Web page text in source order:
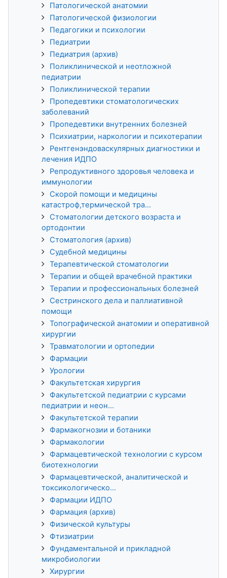
Патологической анатомии
Патологической физиологии
Педагогики и психологии
Педиатрии
Педиатрия (архив)
Поликлинической и неотложной
педиатрии
Поликлинической терапии
Пропедевтики стоматологических
заболеваний
Пропедевтики внутренних болезней
Психиатрии, наркологии и психотерапии
Рентгенэндоваскулярных диагностики и
лечения ИДПО
Репродуктивного здоровья человека и
иммунологии
Скорой помощи и медицины
катастроф,термической тра...
Стоматологии детского возраста и
ортодонтии
Стоматология (архив)
Судебной медицины
Терапевтической стоматологии
Терапии и общей врачебной практики
Терапии и профессиональных болезней
Сестринского дела и паллиативной
помощи
Топографической анатомии и оперативной
хирургии
Травматологии и ортопедии
Фармации
Урологии
Факультетская хирургия
Факультетской педиатрии с курсами
педиатрии и неон...
Факультетской терапии
Фармакогнозии и ботаники
Фармакологии
Фармацевтической технологии с курсом
биотехнологии
Фармацевтической, аналитической и
токсикологическо...
Фармации ИДПО
Фармация (архив)
Физической культуры
Фтизиатрии
Фундаментальной и прикладной
микробиологии
Хирургии